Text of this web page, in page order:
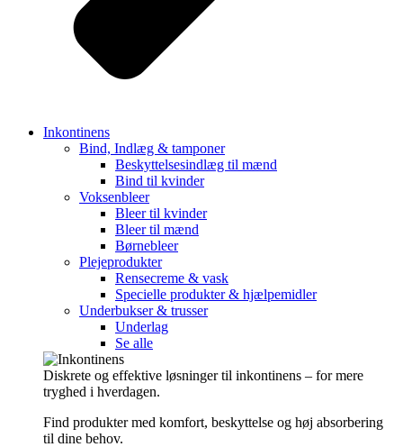
Inkontinens
Bind, Indlæg & tamponer
Beskyttelsesindlæg til mænd
Bind til kvinder
Voksenbleer
Bleer til kvinder
Bleer til mænd
Børnebleer
Plejeprodukter
Rensecreme & vask
Specielle produkter & hjælpemidler
Underbukser & trusser
Underlag
Se alle
Diskrete og effektive løsninger til inkontinens – for mere
tryghed i hverdagen.
Find produkter med komfort, beskyttelse og høj absorbering
til dine behov.